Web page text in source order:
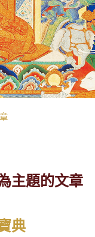
主題的文章
典